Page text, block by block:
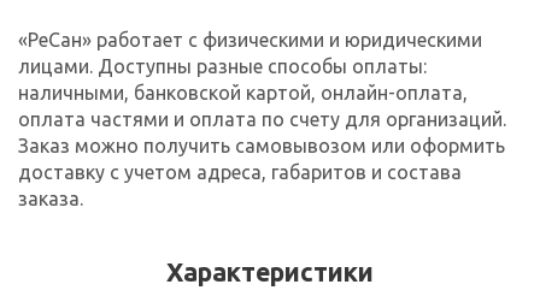
«РеСан» работает с физическими и юридическими
лицами. Доступны разные способы оплаты:
наличными, банковской картой, онлайн-оплата,
оплата частями и оплата по счету для организаций.
Заказ можно получить самовывозом или оформить
доставку с учетом адреса, габаритов и состава
заказа.
Характеристики